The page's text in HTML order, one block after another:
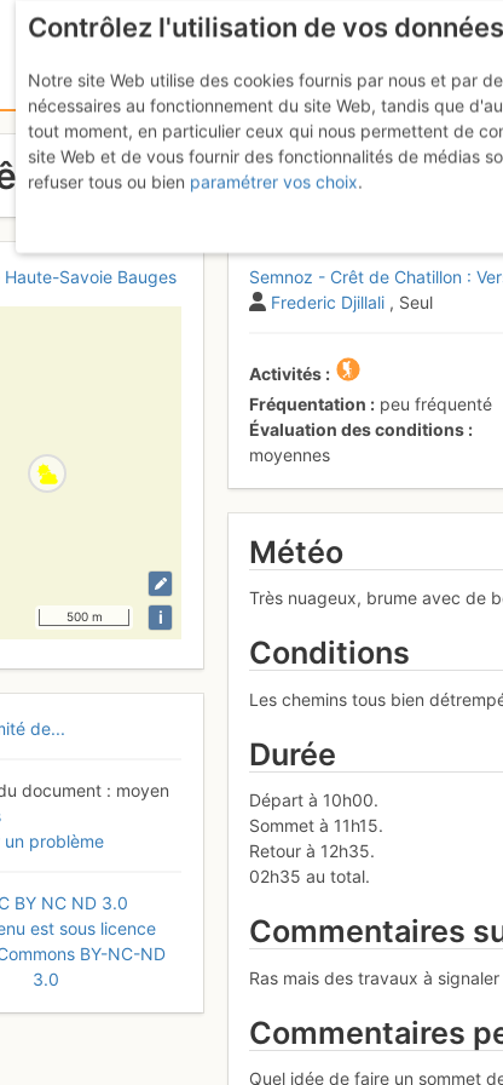
de Chatillon : Versant E -
Haute-Savoie Bauges
500 m i
de...
document
moyen
un problème
BY NC ND 3.0
est sous licence
BY-NC-ND
3.0
Semnoz - Crêt de Chatillon :
Frederic Djillali , Seul
Activités
Fréquentation
peu fréquenté
Évaluation des conditions
moyennes
Météo
Très nuageux, brume avec de
Conditions
Les chemins tous bien
Durée
Départ à 10h00.
Sommet à 11h15.
Retour à 12h35.
02h35 au total.
Commentaires
Ras mais des travaux à
Commentaires
Quel idée de faire un sommet
Contrôlez l'utilisation de vos
Notre site Web utilise des cookies fournis par nous et par
nécessaires au fonctionnement du site Web, tandis que
tout moment, en particulier ceux qui nous permettent de
site Web et de vous fournir des fonctionnalités de médias
refuser tous ou bien paramétrer vos choix.